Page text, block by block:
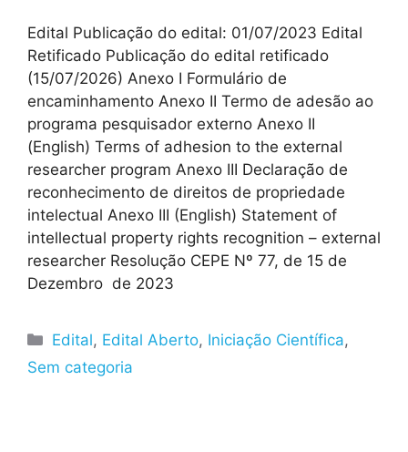
Edital Publicação do edital: 01/07/2023 Edital
Retificado Publicação do edital retificado
(15/07/2026) Anexo I Formulário de
encaminhamento Anexo II Termo de adesão ao
programa pesquisador externo Anexo II
(English) Terms of adhesion to the external
researcher program Anexo III Declaração de
reconhecimento de direitos de propriedade
intelectual Anexo III (English) Statement of
intellectual property rights recognition – external
researcher Resolução CEPE Nº 77, de 15 de
Dezembro de 2023
Edital, Edital Aberto, Iniciação Científica,
Sem categoria